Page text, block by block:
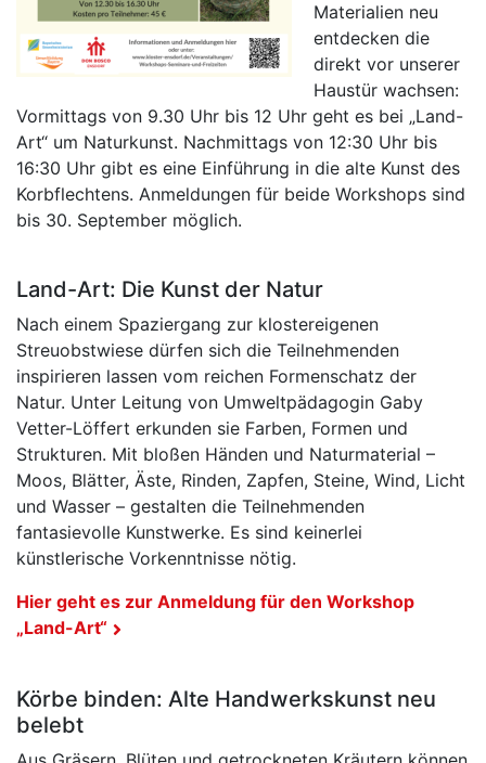
Materialien neu
entdecken die
direkt vor unserer
Haustür wachsen:
Vormittags von 9.30 Uhr bis 12 Uhr geht es bei „Land-
Art“ um Naturkunst. Nachmittags von 12:30 Uhr bis
16:30 Uhr gibt es eine Einführung in die alte Kunst des
Korbflechtens. Anmeldungen für beide Workshops sind
bis 30. September möglich.
Land-Art: Die Kunst der Natur
Nach einem Spaziergang zur klostereigenen
Streuobstwiese dürfen sich die Teilnehmenden
inspirieren lassen vom reichen Formenschatz der
Natur. Unter Leitung von Umweltpädagogin Gaby
Vetter-Löffert erkunden sie Farben, Formen und
Strukturen. Mit bloßen Händen und Naturmaterial –
Moos, Blätter, Äste, Rinden, Zapfen, Steine, Wind, Licht
und Wasser – gestalten die Teilnehmenden
fantasievolle Kunstwerke. Es sind keinerlei
künstlerische Vorkenntnisse nötig.
Hier geht es zur Anmeldung für den Workshop
„Land-Art“
Körbe binden: Alte Handwerkskunst neu
belebt